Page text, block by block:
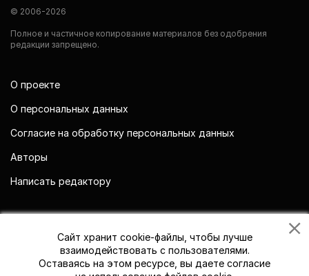
© 2006-2026
Полное и частичное копирование материалов без одобрения
редакции запрещено.
О проекте
О персональных данных
Согласие на обработку персональных данных
Авторы
Написать редактору
Сайт хранит cookie-файлы, чтобы лучше
взаимодействовать с пользователями.
Оставаясь на этом ресурсе, вы даете согласие